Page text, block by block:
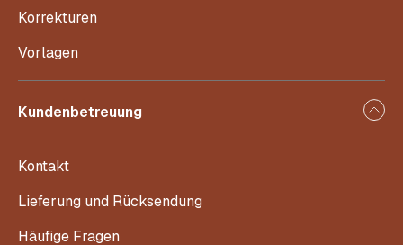
Korrekturen
Vorlagen
Kundenbetreuung
Kontakt
Lieferung und Rücksendung
Häufige Fragen